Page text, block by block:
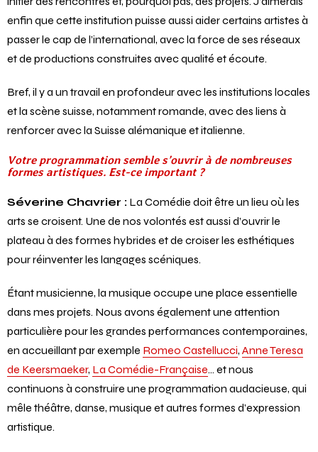
saisons à destination des acteur·rices du Grand Genève, pour
initier des rencontres et, pourquoi pas, des projets. J’aimerais
enfin que cette institution puisse aussi aider certains artistes à
passer le cap de l’international, avec la force de ses réseaux
et de productions construites avec qualité et écoute.
Bref, il y a un travail en profondeur avec les institutions locales
et la scène suisse, notamment romande, avec des liens à
renforcer avec la Suisse alémanique et italienne.
formes artistiques. Est-ce important ?
arts se croisent. Une de nos volontés est aussi d’ouvrir le
plateau à des formes hybrides et de croiser les esthétiques
pour réinventer les langages scéniques.
Étant musicienne, la musique occupe une place essentielle
dans mes projets. Nous avons également une attention
particulière pour les grandes performances contemporaines,
en accueillant par exempleRomeo Castellucci
La Comédie-Française
continuons à construire une programmation audacieuse, qui
mêle théâtre, danse, musique et autres formes d’expression